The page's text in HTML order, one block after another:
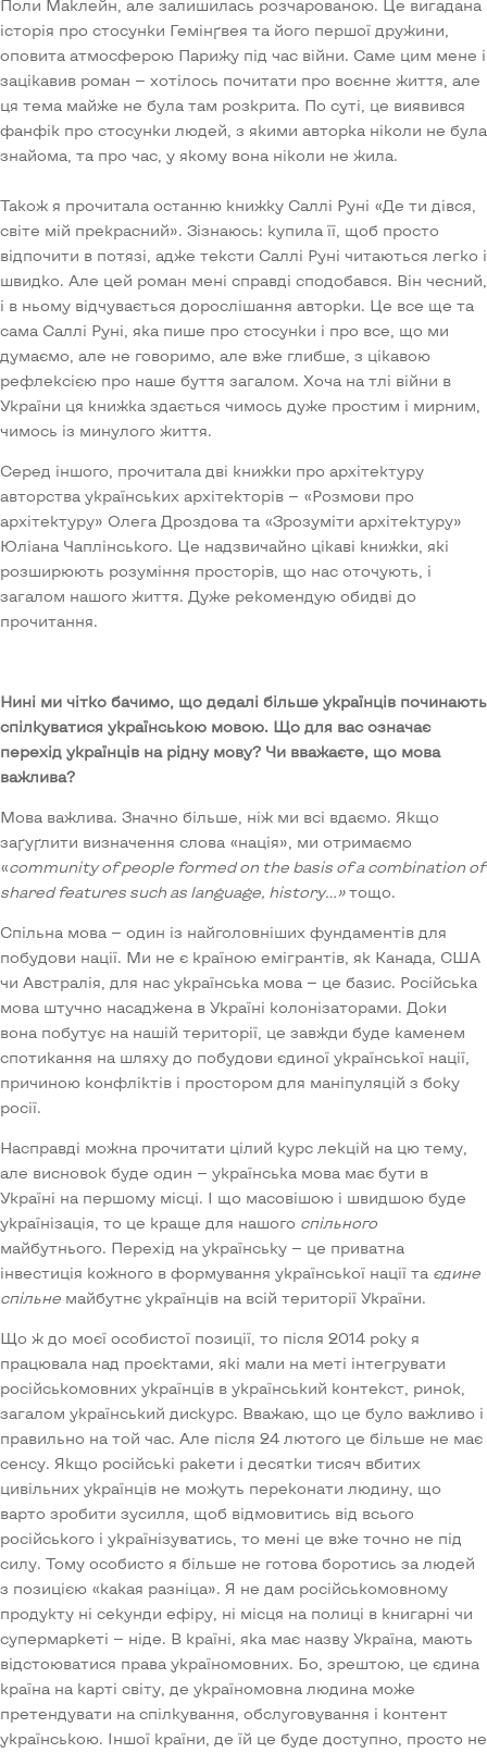
Поли Маклейн, але залишилась розчарованою. Це вигадана
історія про стосунки Гемінґвея та його першої дружини,
оповита атмосферою Парижу під час війни. Саме цим мене і
зацікавив роман — хотілось почитати про воєнне життя, але
ця тема майже не була там розкрита. По суті, це виявився
фанфік про стосунки людей, з якими авторка ніколи не була
знайома, та про час, у якому вона ніколи не жила.
Також я прочитала останню книжку Саллі Руні «Де ти дівся,
світе мій прекрасний». Зізнаюсь: купила її, щоб просто
відпочити в потязі, адже тексти Саллі Руні читаються легко і
швидко. Але цей роман мені справді сподобався. Він чесний,
і в ньому відчувається дорослішання авторки. Це все ще та
сама Саллі Руні, яка пише про стосунки і про все, що ми
думаємо, але не говоримо, але вже глибше, з цікавою
рефлексією про наше буття загалом. Хоча на тлі війни в
України ця книжка здається чимось дуже простим і мирним,
чимось із минулого життя.
Серед іншого, прочитала дві книжки про архітектуру
авторства українських архітекторів — «Розмови про
архітектуру» Олега Дроздова та «Зрозуміти архітектуру»
Юліана Чаплінського. Це надзвичайно цікаві книжки, які
розширюють розуміння просторів, що нас оточують, і
загалом нашого життя. Дуже рекомендую обидві до
прочитання.
Нині ми чітко бачимо, що дедалі більше українців починають
спілкуватися українською мовою. Що для вас означає
перехід українців на рідну мову? Чи вважаєте, що мова
важлива?
Мова важлива. Значно більше, ніж ми всі вдаємо. Якщо
заґуґлити визначення слова «нація», ми отримаємо
«community of people formed on the basis of a combination of
shared features such as language, history…»тощо.
Спільна мова — один із найголовніших фундаментів для
побудови нації. Ми не є країною емігрантів, як Канада, США
чи Австралія, для нас українська мова — це базис. Російська
мова штучно насаджена в Україні колонізаторами. Доки
вона побутує на нашій території, це завжди буде каменем
спотикання на шляху до побудови єдиної української нації,
причиною конфліктів і простором для маніпуляцій з боку
росії.
Насправді можна прочитати цілий курс лекцій на цю тему,
але висновок буде один — українська мова має бути в
Україні на першому місці. І що масовішою і швидшою буде
українізація, то це краще для нашого спільного
майбутнього. Перехід на українську — це приватна
інвестиція кожного в формування української нації та єдине
спільне майбутнє українців на всій території України.
Що ж до моєї особистої позиції, то після 2014 року я
працювала над проєктами, які мали на меті інтегрувати
російськомовних українців в український контекст, ринок,
загалом український дискурс. Вважаю, що це було важливо і
правильно на той час. Але після 24 лютого це більше не має
сенсу. Якщо російські ракети і десятки тисяч вбитих
цивільних українців не можуть переконати людину, що
варто зробити зусилля, щоб відмовитись від всього
російського і українізуватись, то мені це вже точно не під
силу. Тому особисто я більше не готова боротись за людей
з позицією «какая разніца». Я не дам російськомовному
продукту ні секунди ефіру, ні місця на полиці в книгарні чи
супермаркеті — ніде. В країні, яка має назву Україна, мають
відстоюватися права україномовних. Бо, зрештою, це єдина
країна на карті світу, де україномовна людина може
претендувати на спілкування, обслуговування і контент
українською. Іншої країни, де їй це буде доступно, просто не